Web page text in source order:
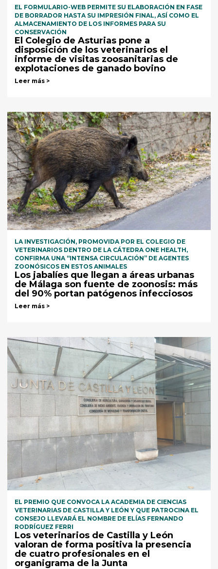
EL FORMULARIO-WEB PERMITE SU ELABORACIÓN EN FASE
DE BORRADOR HASTA SU IMPRESIÓN FINAL, ASÍ COMO EL
ALMACENAMIENTO DE LOS INFORMES PARA SU
CONSERVACIÓN
El Colegio de Asturias pone a
disposición de los veterinarios el
informe de visitas zoosanitarias de
explotaciones de ganado bovino
Leer más >
LA INVESTIGACIÓN, PROMOVIDA POR EL COLEGIO DE
VETERINARIOS DENTRO DE LA CÁTEDRA ONE HEALTH,
CONFIRMA UNA “INTENSA CIRCULACIÓN” DE AGENTES
ZOONÓSICOS EN ESTOS ANIMALES
Los jabalíes que llegan a áreas urbanas
de Málaga son fuente de zoonosis: más
del 90% portan patógenos infecciosos
Leer más >
EL PREMIO QUE CONVOCA LA ACADEMIA DE CIENCIAS
VETERINARIAS DE CASTILLA Y LEÓN Y QUE PATROCINA EL
CONSEJO LLEVARÁ EL NOMBRE DE ELÍAS FERNANDO
RODRÍGUEZ FERRI
Los veterinarios de Castilla y León
valoran de forma positiva la presencia
de cuatro profesionales en el
organigrama de la Junta